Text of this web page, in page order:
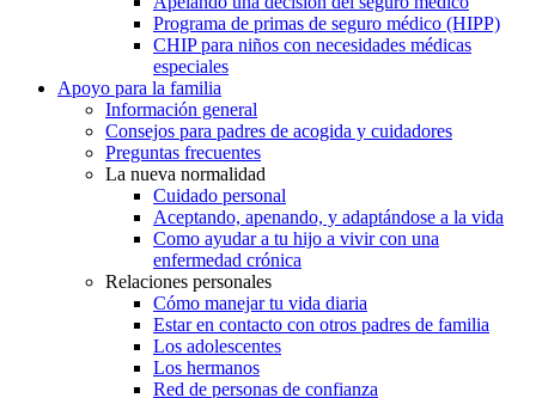
Programa de primas de seguro médico (HIPP)
CHIP para niños con necesidades médicas
especiales
Apoyo para la familia
Información general
Consejos para padres de acogida y cuidadores
Preguntas frecuentes
La nueva normalidad
Cuidado personal
Aceptando, apenando, y adaptándose a la vida
Como ayudar a tu hijo a vivir con una
enfermedad crónica
Relaciones personales
Cómo manejar tu vida diaria
Estar en contacto con otros padres de familia
Los adolescentes
Los hermanos
Red de personas de confianza